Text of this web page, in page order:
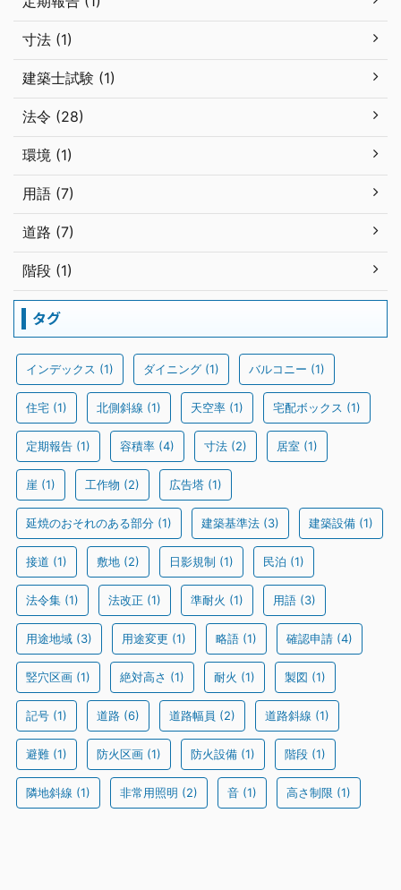
寸法 (1)
建築士試験 (1)
法令 (28)
環境 (1)
用語 (7)
道路 (7)
階段 (1)
タグ
インデックス (1) ダイニング (1) バルコニー (1)
住宅 (1) 北側斜線 (1) 天空率 (1) 宅配ボックス (1)
定期報告 (1) 容積率 (4) 寸法 (2) 居室 (1)
崖 (1) 工作物 (2) 広告塔 (1)
延焼のおそれのある部分 (1) 建築基準法 (3) 建築設備 (1)
接道 (1) 敷地 (2) 日影規制 (1) 民泊 (1)
法令集 (1) 法改正 (1) 準耐火 (1) 用語 (3)
用途地域 (3) 用途変更 (1) 略語 (1) 確認申請 (4)
竪穴区画 (1) 絶対高さ (1) 耐火 (1) 製図 (1)
記号 (1) 道路 (6) 道路幅員 (2) 道路斜線 (1)
避難 (1) 防火区画 (1) 防火設備 (1) 階段 (1)
隣地斜線 (1) 非常用照明 (2) 音 (1) 高さ制限 (1)